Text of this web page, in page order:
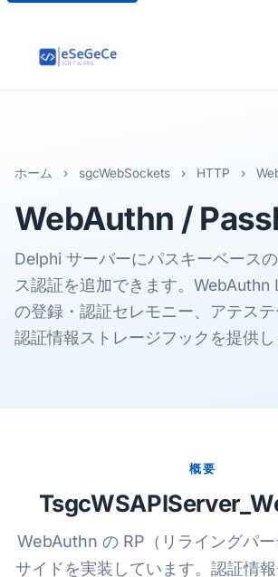
ホーム › sgcWebSockets › HTTP ›
WebAuthn /
Delphi サーバーにパスキーベース
ス認証を追加できます。WebAuthn
の登録・認証セレモニー、アテステ
認証情報ストレージフックを提供し
概要
WebAuthn の RP（リライングパ
サイドを実装しています。認証情